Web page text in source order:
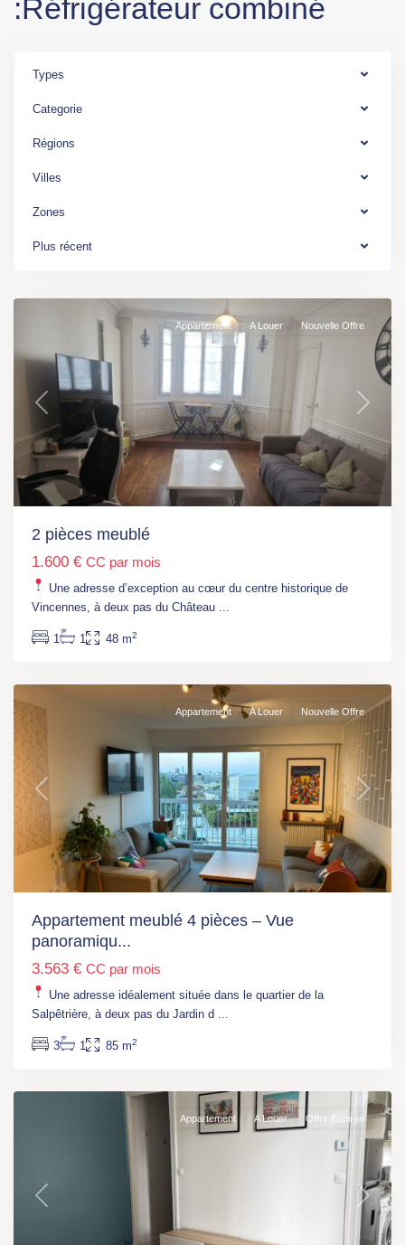
:Réfrigérateur combiné
Types
Categorie
Régions
Villes
Zones
Plus récent
Ile
France
1,
RER
Previous Next
Appartement A Louer Nouvelle Offre
2 pièces meublé
1.600 € CC par mois
Une adresse d’exception au cœur du centre historique de
Vincennes, à deux pas du Château ...
1 1 48 m2
de
France,
Paris,
M°
Formio
(L5),
M°
Nationale
Paris
Previous Next
Appartement A Louer Nouvelle Offre
Appartement meublé 4 pièces – Vue
panoramiqu...
3.563 € CC par mois
Une adresse idéalement située dans le quartier de la
Salpêtrière, à deux pas du Jardin d ...
3 1 85 m2
Fontenay-
Sous-
Bois,
Fontenay-
sous-
(RER
Previous Next
Appartement A Louer Offre Expirée